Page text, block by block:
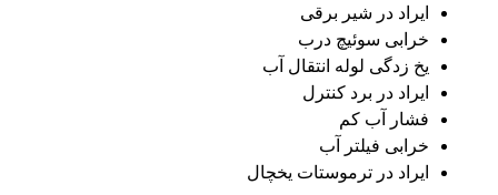
ایراد در شیر برقی
خرابی سوئیچ درب
یخ‌ زدگی لوله انتقال آب
ایراد در برد کنترل
فشار آب کم
خرابی فیلتر آب
ایراد در ترموستات یخچال